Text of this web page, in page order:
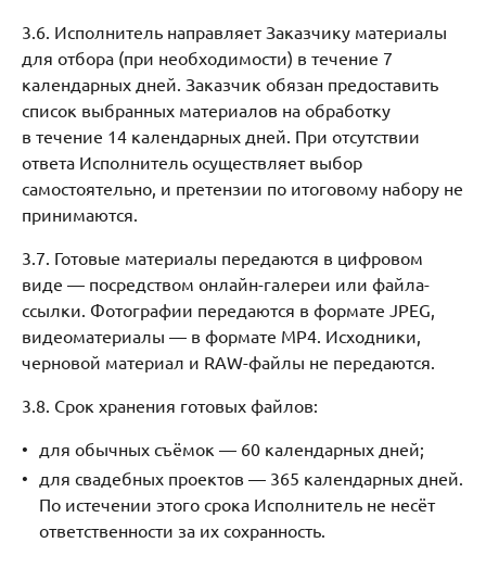
3.6. Исполнитель направляет Заказчику материалы
для отбора (при необходимости) в течение 7
календарных дней. Заказчик обязан предоставить
список выбранных материалов на обработку
в течение 14 календарных дней. При отсутствии
ответа Исполнитель осуществляет выбор
самостоятельно, и претензии по итоговому набору не
принимаются.
3.7. Готовые материалы передаются в цифровом
виде — посредством онлайн-галереи или файла-
ссылки. Фотографии передаются в формате JPEG,
видеоматериалы — в формате MP4. Исходники,
черновой материал и RAW-файлы не передаются.
3.8. Срок хранения готовых файлов:
для обычных съёмок — 60 календарных дней;
для свадебных проектов — 365 календарных дней.
По истечении этого срока Исполнитель не несёт
ответственности за их сохранность.